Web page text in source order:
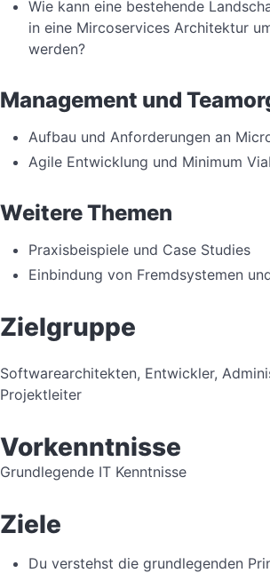
Wie kann eine bestehende
in eine Mircoservices Architektur
werden?
Management und
Aufbau und Anforderungen an
Agile Entwicklung und Minimum
Weitere Themen
Praxisbeispiele und Case Studies
Einbindung von Fremdsystemen
Zielgruppe
Softwarearchitekten, Entwickler,
Projektleiter
Vorkenntnisse
Grundlegende IT Kenntnisse
Ziele
Du verstehst die grundlegenden